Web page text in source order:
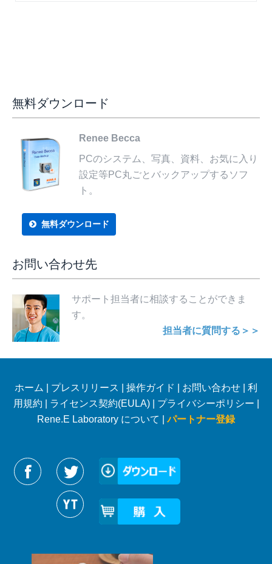
無料ダウンロード
Renee Becca
PCのシステム、写真、資料、お気に入り
設定等PC丸ごとバックアップするソフ
ト。
無料ダウンロード
お問い合わせ先
サポート担当者に相談することができま
す。
担当者に質問する＞＞
ホーム プレスリリース 操作ガイド お問い合わせ
利
用規約
ライセンス契約(EULA)| プライバシーポリシー
Rene.E Laboratory について |パートナー登録
Reneelabをフォローする